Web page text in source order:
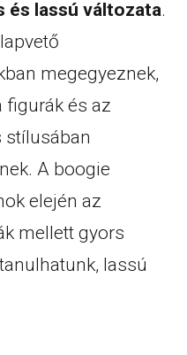
és lassú változata.
megegyeznek,
figurák és az
stílusában
A boogie
elején az
mellett gyors
lassú